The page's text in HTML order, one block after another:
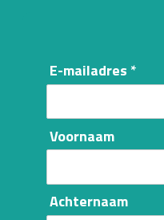
E-mailadres *
Voornaam
Achternaam